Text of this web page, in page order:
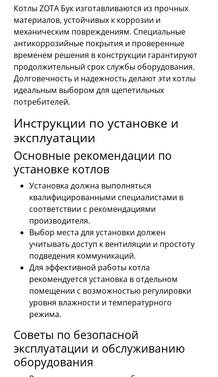
Котлы ZOTA Бук изготавливаются из прочных
материалов, устойчивых к коррозии и
механическим повреждениям. Специальные
антикоррозийные покрытия и проверенные
временем решения в конструкции гарантируют
продолжительный срок службы оборудования.
Долговечность и надежность делают эти котлы
идеальным выбором для щепетильных
потребителей.
Инструкции по установке и
эксплуатации
Основные рекомендации по
установке котлов
Установка должна выполняться
квалифицированными специалистами в
соответствии с рекомендациями
производителя.
Выбор места для установки должен
учитывать доступ к вентиляции и простоту
подведения коммуникаций.
Для эффективной работы котла
рекомендуется установка в отдельном
помещении с возможностью регулировки
уровня влажности и температурного
режима.
Советы по безопасной
эксплуатации и обслуживанию
оборудования